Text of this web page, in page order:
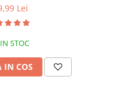
Lei
IN STOC
IN COS